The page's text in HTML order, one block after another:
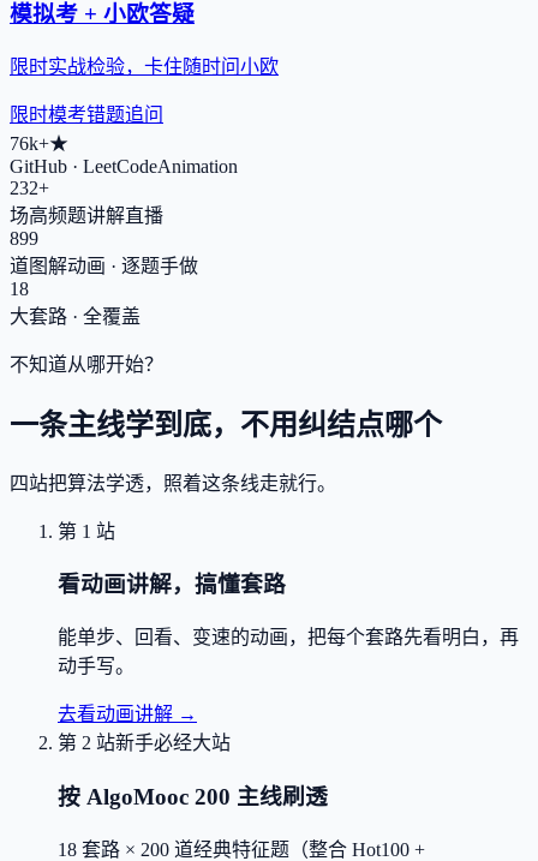
模拟考 + 小欧答疑
限时实战检验，卡住随时问小欧
限时模考错题追问
76k+★
GitHub · LeetCodeAnimation
232+
场高频题讲解直播
899
道图解动画 · 逐题手做
18
大套路 · 全覆盖
不知道从哪开始？
一条主线学到底，不用纠结点哪个
四站把算法学透，照着这条线走就行。
第 1 站
看动画讲解，搞懂套路
能单步、回看、变速的动画，把每个套路先看明白，再
动手写。
去看动画讲解 →
第 2 站新手必经大站
按 AlgoMooc 200 主线刷透
18 套路 × 200 道经典特征题（整合 Hot100 +